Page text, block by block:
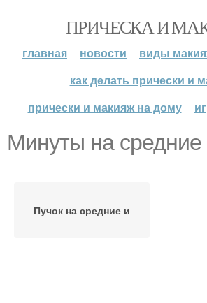
ПРИЧЕСКА И
главная новости
виды
как делать прически и
прически и макияж на дому
Минуты на средние
Пучок на средние и